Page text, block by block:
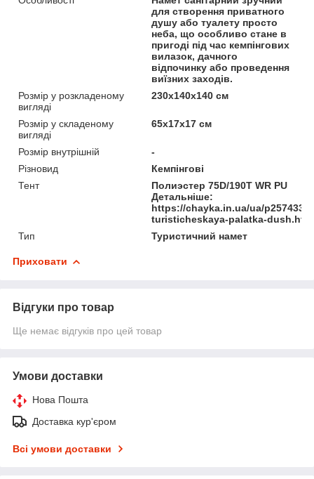
для створення приватного
душу або туалету просто
неба, що особливо стане в
пригоді під час кемпінгових
вилазок, дачного
відпочинку або проведення
виїзних заходів.
Розмір у розкладеному
вигляді
230х140х140 см
Розмір у складеному
вигляді
65х17х17 см
Розмір внутрішній
-
Різновид
Кемпінгові
Тент
Полиэстер 75D/190T WR PU
Детальніше:
https://chayka.in.ua/ua/
turisticheskaya-palatka-
Тип
Туристичний намет
Приховати
Відгуки про товар
Ще немає відгуків про цей товар
Умови доставки
Нова Пошта
Доставка кур'єром
Всі умови доставки